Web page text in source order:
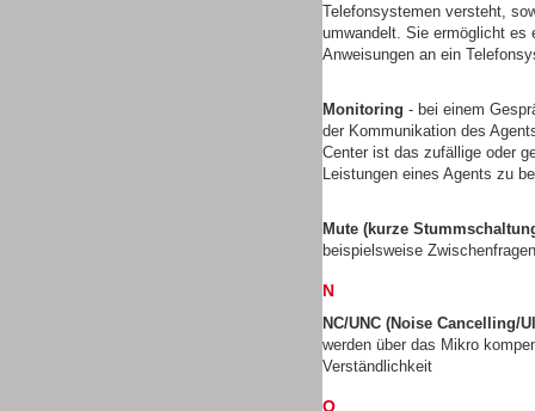
Telefonsystemen versteht,
umwandelt. Sie ermöglicht es
Anweisungen an ein
Monitoring - bei einem
der Kommunikation des
Center ist das zufällige oder
Leistungen eines Agents zu
Mute (kurze
beispielsweise
N
NC/UNC (Noise Cancelling/
werden über das Mikro
Verständlichkeit
O